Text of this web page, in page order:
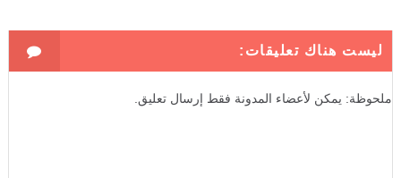
ليست هناك تعليقات:
ملحوظة: يمكن لأعضاء المدونة فقط إرسال تعليق.